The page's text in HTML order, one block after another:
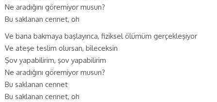
Ne aradığını göremiyor musun?
Bu saklanan cennet, oh
Ve bana bakmaya başlayınca, fiziksel ölümüm gerçekleşiyor
Ve ateşe teslim olursan, bileceksin
Şov yapabilirim, şov yapabilirim
Ne aradığını göremiyor musun?
Bu saklanan cennet
Bu saklanan cennet, oh